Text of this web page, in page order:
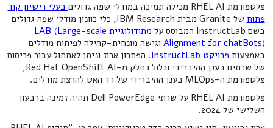
פלטפורמת RHEL AI מכילה תמיכה במודלי שפה גדולים
בעלי רישיון קוד
פתוח
של Granite מבית IBM Research, כלי כוונון מודלי שפה גדולים
בשם InstructLab המבוסס על
מתודולוגיית LAB (Large-scale
Alignment for chatBots) וגישה מונחית-קהילה לפיתוח מודלים
באמצעות פרויקט InstructLab
. הפתרון ארוז וניתן לאתחול עבור פריסות
של שרתים בענן ההיברידי וכלול כחלק מ-Red Hat OpenShift AI,
פלטפורמת ה-MLOps בענן ההיברידי של רד האט להרצת מודלים.
פלטפורמת RHEL AI על שרתי Dell PowerEdge תהיה זמינה ברבעון
השלישי של 2024.